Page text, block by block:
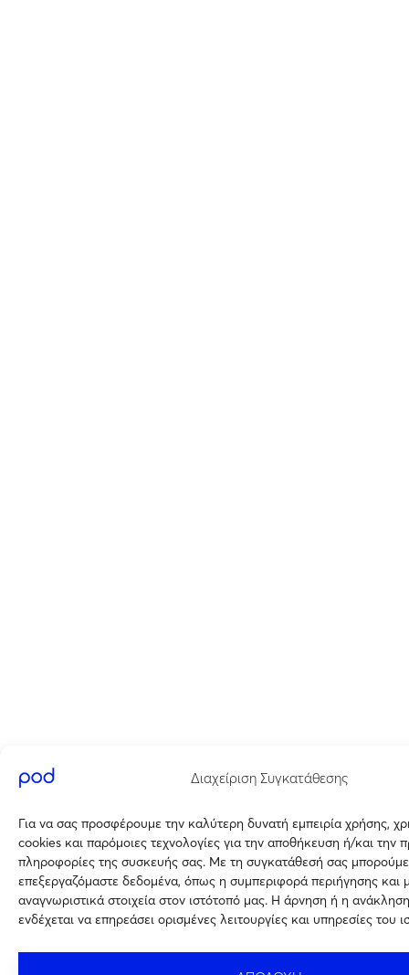
Διαχείριση Συγκατάθεσης
Για να σας προσφέρουμε την καλύτερη δυνατή εμπειρία χρήσης,
cookies και παρόμοιες τεχνολογίες για την αποθήκευση ή/και την
πληροφορίες της συσκευής σας. Με τη συγκατάθεσή σας
επεξεργαζόμαστε δεδομένα, όπως η συμπεριφορά περιήγησης και
αναγνωριστικά στοιχεία στον ιστότοπό μας. Η άρνηση ή η
ενδέχεται να επηρεάσει ορισμένες λειτουργίες και υπηρεσίες του